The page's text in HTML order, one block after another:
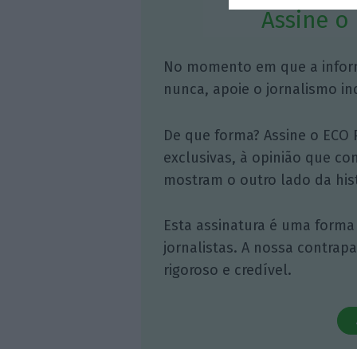
Assine o
No momento em que a
nunca, apoie o jornalismo
De que forma? Assine o
exclusivas, à opinião que
mostram o outro lado da
Esta assinatura é uma
jornalistas. A nossa
rigoroso e credível.